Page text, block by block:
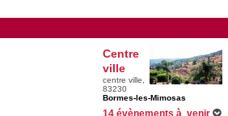
Centre
ville
centre ville,
83230
Bormes-les-Mimosas
14 évènements à venir